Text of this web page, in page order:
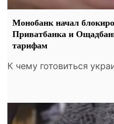
Монобанк начал
Приватбанка и
тарифам
К чему готовиться